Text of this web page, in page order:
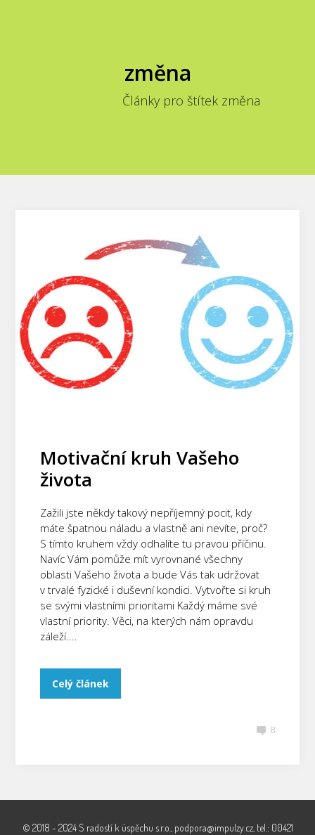
změna
Články pro štítek změna
Motivační kruh Vašeho
života
Zažili jste někdy takový nepříjemný pocit, kdy
máte špatnou náladu a vlastně ani nevíte, proč?
S tímto kruhem vždy odhalíte tu pravou příčinu.
Navíc Vám pomůže mít vyrovnané všechny
oblasti Vašeho života a bude Vás tak udržovat
v trvalé fyzické i duševní kondici. Vytvořte si kruh
se svými vlastními prioritami Každý máme své
vlastní priority. Věci, na kterých nám opravdu
záleží....
Celý článek
8
© 2018 - 2024 S radostí k úspěchu s.r.o., podpora@impulzy.cz, tel.: 00421